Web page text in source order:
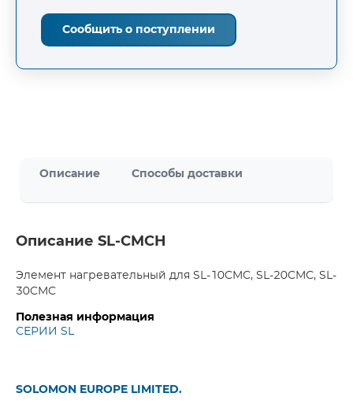
Сообщить о поступлении
Описание Способы доставки
Описание SL-CMCH
Элемент нагревательный для SL-10CMC, SL-20CMC, SL-
30CMC
Полезная информация
СЕРИИ SL
SOLOMON EUROPE LIMITED.